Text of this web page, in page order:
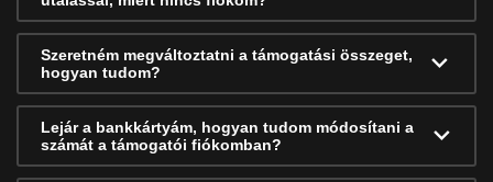
Szeretném megváltoztatni a támogatási összeget,
hogyan tudom?
Lejár a bankkártyám, hogyan tudom módosítani a
számát a támogatói fiókomban?